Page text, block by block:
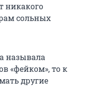
никакого
сольных
называла
«фейком», то к
другие